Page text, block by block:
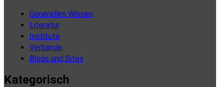
Generelles Wissen
Literatur
Institute
Verbände
Blogs und Sites
Kategorisch